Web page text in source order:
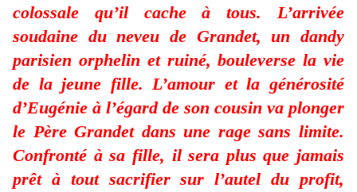
colossale qu’il cache à tous. L’arrivée
soudaine du neveu de Grandet, un dandy
parisien orphelin et ruiné, bouleverse la vie
de la jeune fille. L’amour et la générosité
d’Eugénie à l’égard de son cousin va plonger
le Père Grandet dans une rage sans limite.
Confronté à sa fille, il sera plus que jamais
prêt à tout sacrifier sur l’autel du profit,